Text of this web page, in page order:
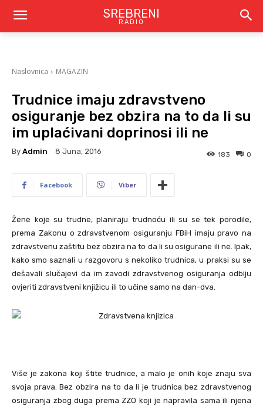
SREBRENI
RADIO
Naslovnica MAGAZIN
Trudnice imaju zdravstveno
osiguranje bez obzira na to da li su
im uplaćivani doprinosi ili ne
By Admin 8 Juna, 2016 0
183
Facebook Viber
Žene koje su trudne, planiraju trudnoću ili su se tek porodile,
prema Zakonu o zdravstvenom osiguranju FBiH imaju pravo na
zdravstvenu zaštitu bez obzira na to da li su osigurane ili ne. Ipak,
kako smo saznali u razgovoru s nekoliko trudnica, u praksi su se
dešavali slučajevi da im zavodi zdravstvenog osiguranja odbiju
ovjeriti zdravstveni knjižicu ili to učine samo na dan-dva.
Više je zakona koji štite trudnice, a malo je onih koje znaju sva
svoja prava. Bez obzira na to da li je trudnica bez zdravstvenog
osiguranja zbog duga prema ZZO koji je napravila sama ili njena